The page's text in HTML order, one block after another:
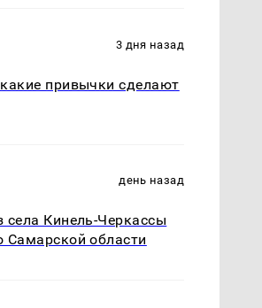
3 дня назад
привычки сделают
день назад
села Кинель-Черкассы
Самарской области